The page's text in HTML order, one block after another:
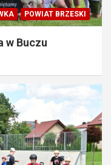
POWIAT BRZESKI
w Buczu